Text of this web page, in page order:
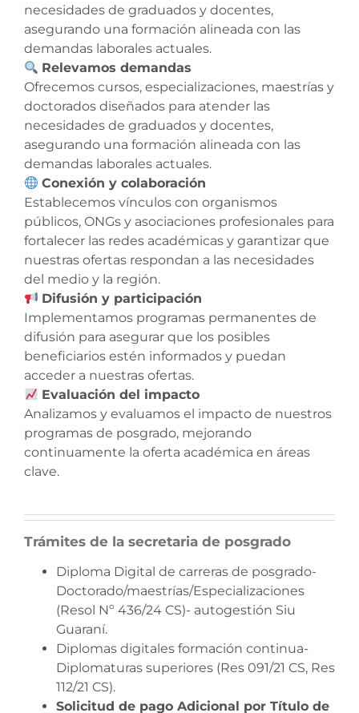
necesidades de graduados y docentes,
asegurando una formación alineada con las
demandas laborales actuales.
Relevamos demandas
Ofrecemos cursos, especializaciones, maestrías y
doctorados diseñados para atender las
necesidades de graduados y docentes,
asegurando una formación alineada con las
demandas laborales actuales.
Conexión y colaboración
Establecemos vínculos con organismos
públicos, ONGs y asociaciones profesionales para
fortalecer las redes académicas y garantizar que
nuestras ofertas respondan a las necesidades
del medio y la región.
Difusión y participación
Implementamos programas permanentes de
difusión para asegurar que los posibles
beneficiarios estén informados y puedan
acceder a nuestras ofertas.
Evaluación del impacto
Analizamos y evaluamos el impacto de nuestros
programas de posgrado, mejorando
continuamente la oferta académica en áreas
clave.
Trámites de la secretaria de posgrado
Diploma Digital de carreras de posgrado-
Doctorado/maestrías/Especializaciones
(Resol Nº 436/24 CS)- autogestión Siu
Guaraní.
Diplomas digitales formación continua-
Diplomaturas superiores (Res 091/21 CS, Res
112/21 CS).
Solicitud de pago Adicional por Título de